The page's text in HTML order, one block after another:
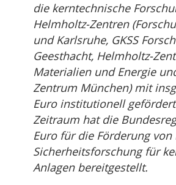
die kerntechnische
Helmholtz-Zentren
und Karlsruhe, GKSS
Geesthacht, Helmholtz-
Materialien und Energie
Zentrum München) mit
Euro institutionell
Zeitraum hat die
Euro für die Förderung von
Sicherheitsforschung für
Anlagen bereitgestellt.